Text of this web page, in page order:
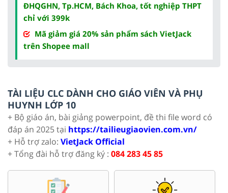
ĐHQGHN, Tp.HCM, Bách Khoa, tốt nghiệp THPT
chỉ với 399k
Mã giảm giá 20% sản phẩm sách VietJack
trên Shopee mall
TÀI LIỆU CLC DÀNH CHO GIÁO VIÊN VÀ PHỤ
HUYNH LỚP 10
+ Bộ giáo án, bài giảng powerpoint, đề thi file word có
đáp án 2025 tại https://tailieugiaovien.com.vn/
+ Hỗ trợ zalo: VietJack Official
+ Tổng đài hỗ trợ đăng ký : 084 283 45 85